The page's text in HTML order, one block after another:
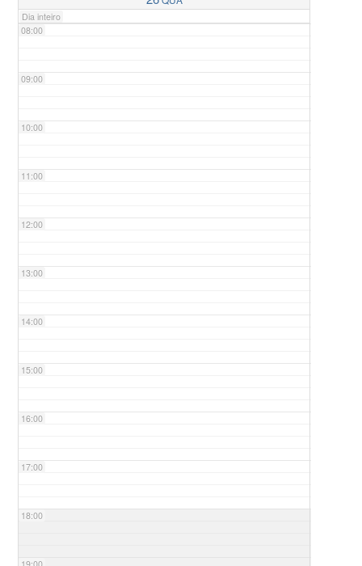
Dia inteiro
08:00
09:00
10:00
11:00
12:00
13:00
14:00
15:00
16:00
17:00
18:00